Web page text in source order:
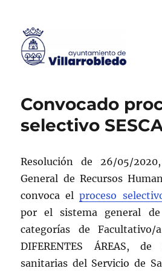
Convocado
selectivo
Resolución de 26/05/
General de Recursos
convoca elproceso
por el sistema general
categorías de Facultativo/
DIFERENTES ÁREAS,
sanitarias del Servicio de